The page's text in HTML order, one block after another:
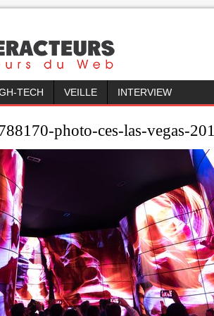
TECH VEILLE INTERVIEW
photo-ces-las-vegas-